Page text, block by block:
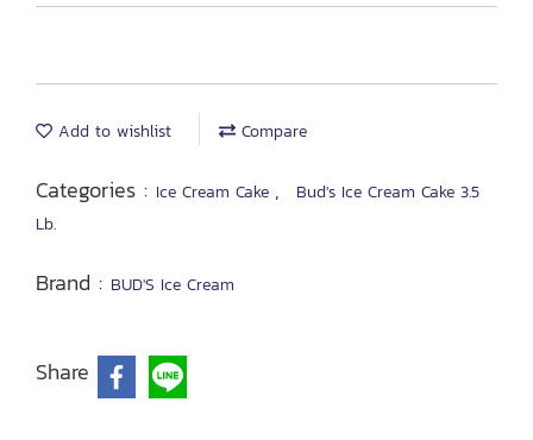
Add to wishlist Compare
Categories : Ice Cream Cake ,
Bud's Ice Cream Cake 3.5
Lb.
Brand : BUD'S Ice Cream
Share